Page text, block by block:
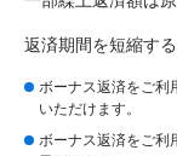
返済期間を短縮す
ボーナス返済をご利
いただけます。
ボーナス返済をご利